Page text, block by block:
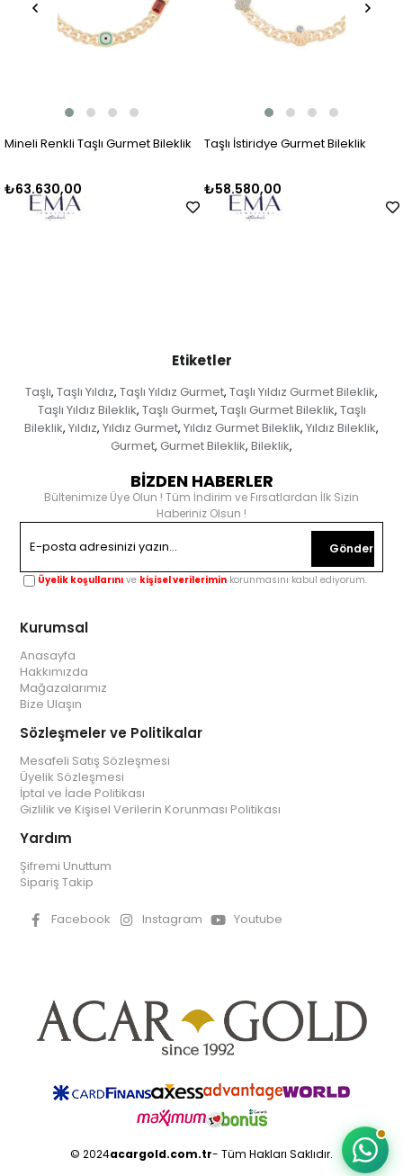
Mineli Renkli Taşlı Gurmet Bileklik
₺63.630,00
Taşlı İstiridye Gurmet Bileklik
₺58.580,00
Etiketler
Taşlı, Taşlı Yıldız, Taşlı Yıldız Gurmet, Taşlı Yıldız Gurmet Bileklik,
Taşlı Yıldız Bileklik, Taşlı Gurmet, Taşlı Gurmet Bileklik, Taşlı
Bileklik, Yıldız, Yıldız Gurmet, Yıldız Gurmet Bileklik, Yıldız Bileklik,
Gurmet, Gurmet Bileklik, Bileklik,
BİZDEN HABERLER
Bültenimize Üye Olun ! Tüm İndirim ve Fırsatlardan İlk Sizin
Haberiniz Olsun !
Gönder
Üyelik koşullarını ve kişisel verilerimin korunmasını kabul ediyorum.
Kurumsal
Anasayfa
Hakkımızda
Mağazalarımız
Bize Ulaşın
Sözleşmeler ve Politikalar
Mesafeli Satış Sözleşmesi
Üyelik Sözleşmesi
İptal ve İade Politikası
Gizlilik ve Kişisel Verilerin Korunması Politikası
Yardım
Şifremi Unuttum
Sipariş Takip
Facebook Instagram Youtube
© 2024acargold.com.tr- Tüm Hakları Saklıdır.